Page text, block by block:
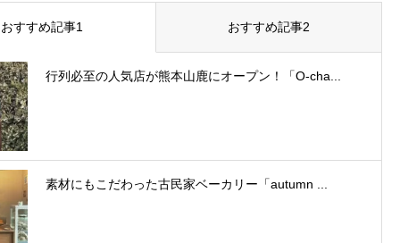
おすすめ記事1 おすすめ記事2
行列必至の人気店が熊本山鹿にオープン！「O-cha...
素材にもこだわった古民家ベーカリー「autumn ...